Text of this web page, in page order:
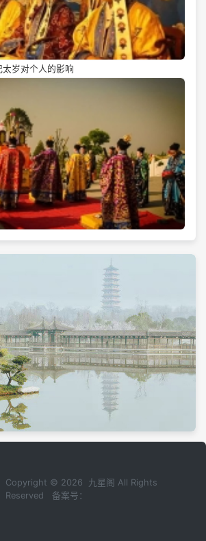
岁对个人的影响
Copyright © 2026 九星阁 All Rights
Reserved 备案号：